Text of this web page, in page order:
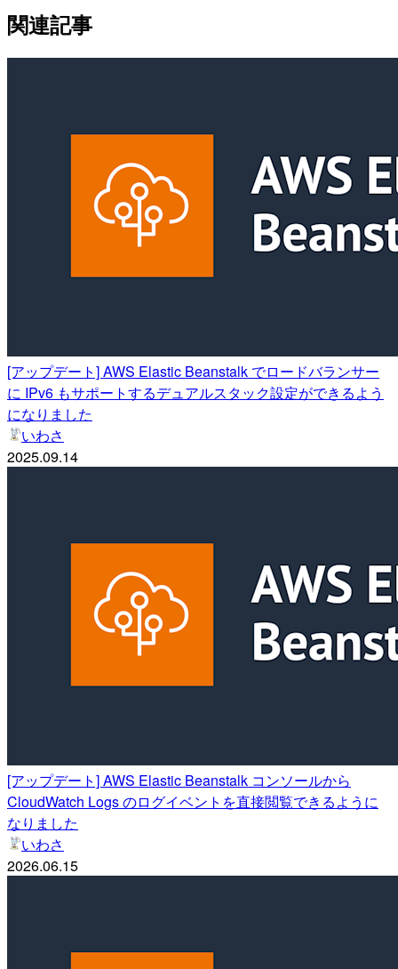
関連記事
[アップデート] AWS Elastic Beanstalk でロードバランサー
に IPv6 もサポートするデュアルスタック設定ができるよう
になりました
いわさ
2025.09.14
[アップデート] AWS Elastic Beanstalk コンソールから
CloudWatch Logs のログイベントを直接閲覧できるように
なりました
いわさ
2026.06.15